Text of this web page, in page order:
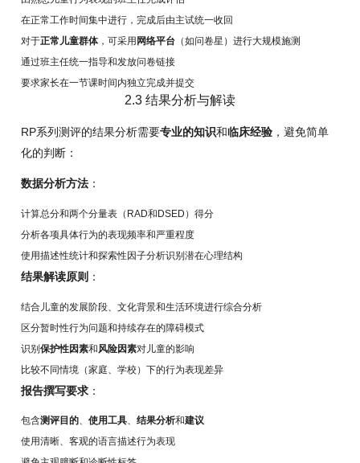
在正常工作时间集中进行，完成后由主试统一收回
对于正常儿童群体，可采用网络平台 （如问卷星）进行大规模施测
通过班主任统一指导和发放问卷链接
要求家长在一节课时间内独立完成并提交
2.3 结果分析与解读
RP系列测评的结果分析需要专业的知识和临床经验 ，避免简单
化的判断：
数据分析方法 ：
计算总分和两个分量表（RAD和DSED）得分
分析各项具体行为的表现频率和严重程度
使用描述性统计和探索性因子分析识别潜在心理结构
结果解读原则 ：
结合儿童的发展阶段、文化背景和生活环境进行综合分析
区分暂时性行为问题和持续存在的障碍模式
识别保护性因素和风险因素对儿童的影响
比较不同情境（家庭、学校）下的行为表现差异
报告撰写要求 ：
包含测评目的、使用工具、结果分析和建议
使用清晰、客观的语言描述行为表现